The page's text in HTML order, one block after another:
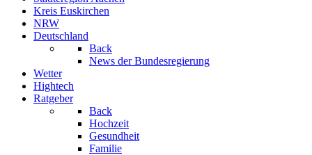
Kreis Euskirchen
NRW
Deutschland
Back
News der Bundesregierung
Wetter
Hightech
Ratgeber
Back
Hochzeit
Gesundheit
Familie